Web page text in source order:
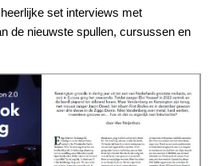
set interviews met
de nieuwste spullen, cursussen en